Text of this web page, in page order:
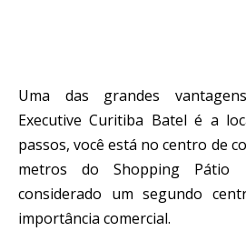
Uma das grandes
Executive Curitiba Batel é a
passos, você está no centro de
metros do Shopping
considerado um segundo
importância comercial.